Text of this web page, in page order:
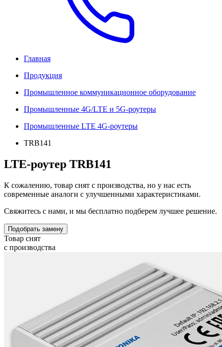
Главная
Продукция
Промышленное коммуникационное оборудование
Промышленные 4G/LTE и 5G-роутеры
Промышленные LTE 4G-роутеры
TRB141
LTE-роутер TRB141
К сожалению, товар снят с производства, но у нас есть
современные аналоги с улучшенными характеристиками.
Свяжитесь с нами, и мы бесплатно подберем лучшее решение.
Подобрать замену
Товар снят
с производства